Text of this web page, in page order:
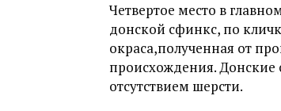
Четвертое место в
донской сфинкс, по
окраса,полученная от
происхождения.
отсутствием шерсти.